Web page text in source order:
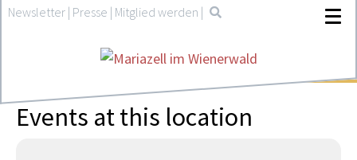
Newsletter | Presse | Mitglied werden |
Events at this location